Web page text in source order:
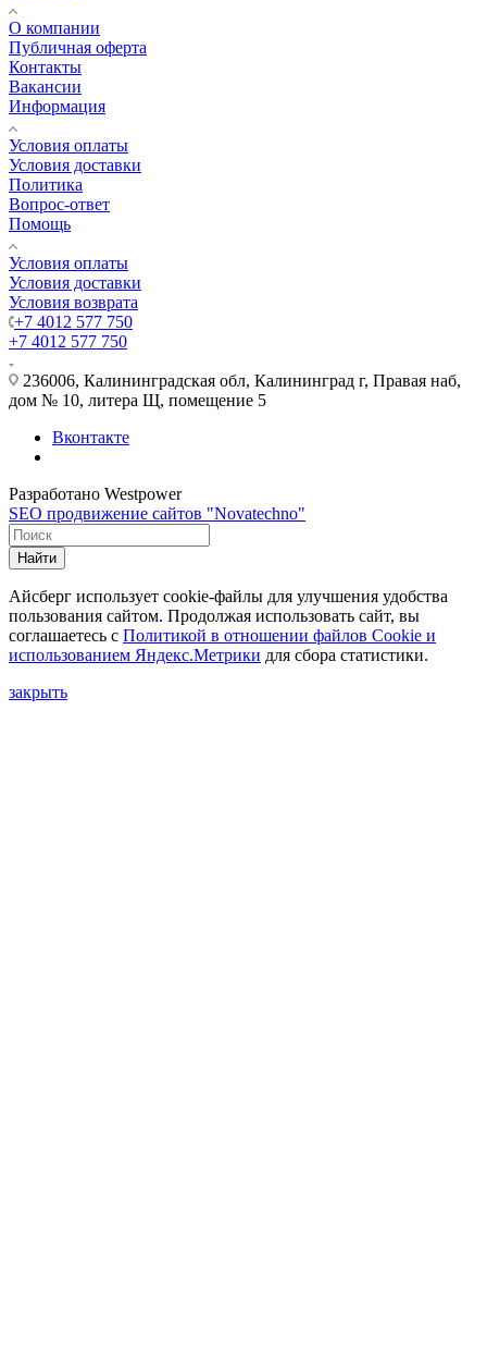
О компании
Публичная оферта
Контакты
Вакансии
Информация
Условия оплаты
Условия доставки
Политика
Вопрос-ответ
Помощь
Условия оплаты
Условия доставки
Условия возврата
+7 4012 577 750
+7 4012 577 750
236006, Калининградская обл, Калининград г, Правая наб,
дом № 10, литера Щ, помещение 5
Вконтакте
Разработано Westpower
SEO продвижение сайтов "Novatechno"
Найти
Айсберг использует cookie-файлы для улучшения удобства
пользования сайтом. Продолжая использовать сайт, вы
соглашаетесь с Политикой в отношении файлов Сookie и
использованием Яндекс.Метрики для сбора статистики.
закрыть